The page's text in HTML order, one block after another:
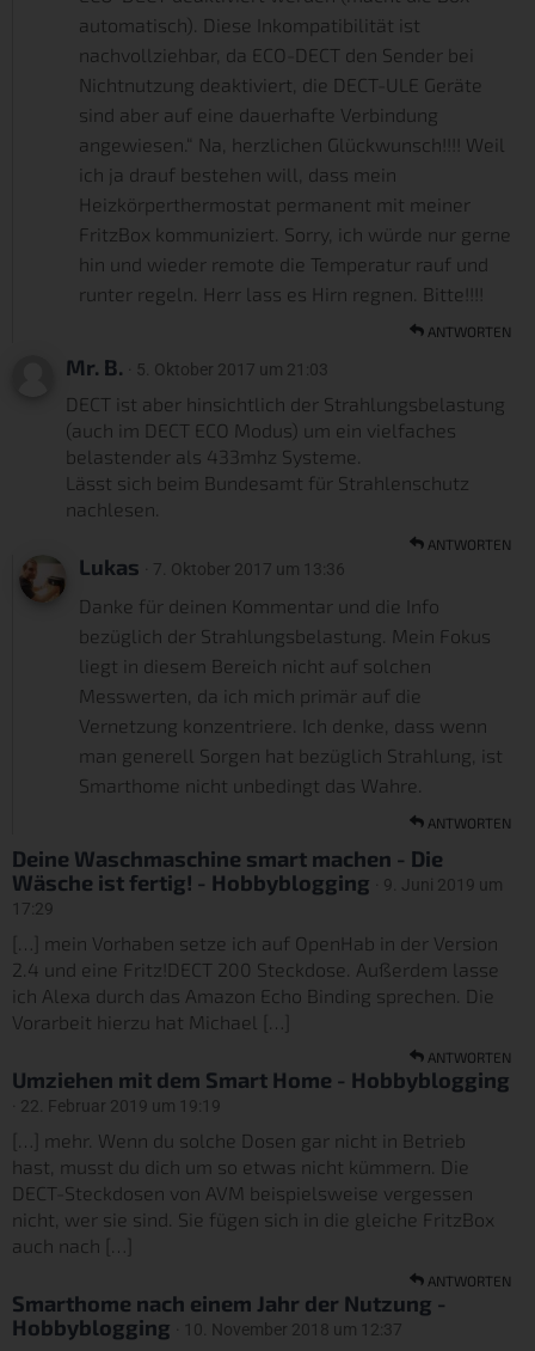
automatisch). Diese Inkompatibilität ist
nachvollziehbar, da ECO-DECT den Sender bei
Nichtnutzung deaktiviert, die DECT-ULE Geräte
sind aber auf eine dauerhafte Verbindung
angewiesen.“ Na, herzlichen Glückwunsch!!!! Weil
ich ja drauf bestehen will, dass mein
Heizkörperthermostat permanent mit meiner
FritzBox kommuniziert. Sorry, ich würde nur gerne
hin und wieder remote die Temperatur rauf und
runter regeln. Herr lass es Hirn regnen. Bitte!!!!
ANTWORTEN
Mr. B. · 5. Oktober 2017 um 21:03
DECT ist aber hinsichtlich der Strahlungsbelastung
(auch im DECT ECO Modus) um ein vielfaches
belastender als 433mhz Systeme.
Lässt sich beim Bundesamt für Strahlenschutz
nachlesen.
ANTWORTEN
Lukas · 7. Oktober 2017 um 13:36
Danke für deinen Kommentar und die Info
bezüglich der Strahlungsbelastung. Mein Fokus
liegt in diesem Bereich nicht auf solchen
Messwerten, da ich mich primär auf die
Vernetzung konzentriere. Ich denke, dass wenn
man generell Sorgen hat bezüglich Strahlung, ist
Smarthome nicht unbedingt das Wahre.
ANTWORTEN
Deine Waschmaschine smart machen - Die
Wäsche ist fertig! - Hobbyblogging
· 9. Juni 2019 um
17:29
[…] mein Vorhaben setze ich auf OpenHab in der Version
2.4 und eine Fritz!DECT 200 Steckdose. Außerdem lasse
ich Alexa durch das Amazon Echo Binding sprechen. Die
Vorarbeit hierzu hat Michael […]
ANTWORTEN
Umziehen mit dem Smart Home - Hobbyblogging
· 22. Februar 2019 um 19:19
[…] mehr. Wenn du solche Dosen gar nicht in Betrieb
hast, musst du dich um so etwas nicht kümmern. Die
DECT-Steckdosen von AVM beispielsweise vergessen
nicht, wer sie sind. Sie fügen sich in die gleiche FritzBox
auch nach […]
ANTWORTEN
Smarthome nach einem Jahr der Nutzung -
Hobbyblogging
· 10. November 2018 um 12:37